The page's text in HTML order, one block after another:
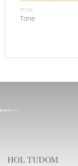
TONE
Tone
HOL TUDOM